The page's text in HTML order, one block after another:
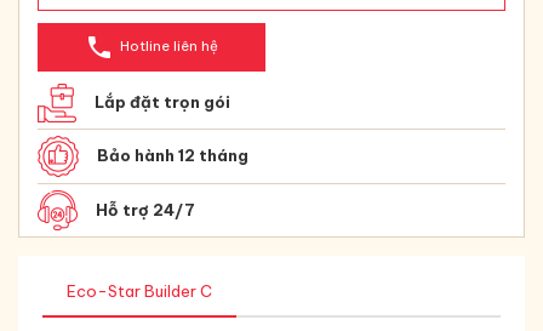
phone Hotline liên hệ
Lắp đặt trọn gói
Bảo hành 12 tháng
Hỗ trợ 24/7
Eco-Star Builder C